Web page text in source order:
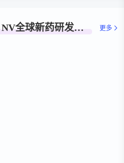
Affimed NV全球新药研发阶段分布 更多